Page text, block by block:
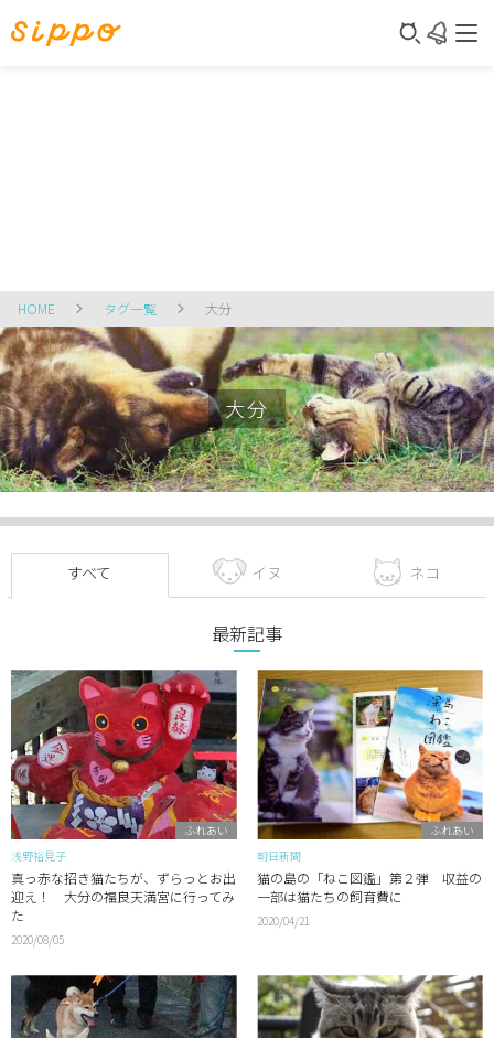
HOME タグ一覧 大分
大分
すべて イヌ ネコ
最新記事
ふれあい
浅野裕見子
真っ赤な招き猫たちが、ずらっとお出
迎え！ 大分の福良天満宮に行ってみ
た
2020/08/05
ふれあい
朝日新聞
猫の島の「ねこ図鑑」第２弾 収益の
一部は猫たちの飼育費に
2020/04/21